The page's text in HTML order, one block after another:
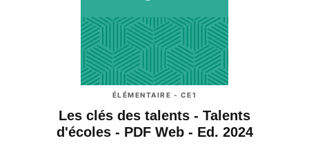
ÉLÉMENTAIRE - CE1
Les clés des talents - Talents
d'écoles - PDF Web - Ed. 2024